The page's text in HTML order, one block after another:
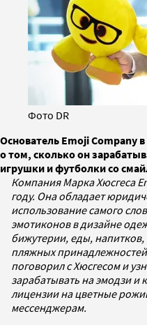
Фото DR
Основатель Emoji Company
о том, сколько он
игрушки и футболки со
Компания Марка Хюсгеса
году. Она обладает
использование самого
эмотиконов в дизайне
бижутерии, еды,
пляжных
поговорил с Хюсгесом и
зарабатывать на эмодзи и
лицензии на цветные
мессенджерам.